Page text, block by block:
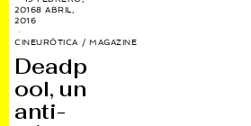
20168 ABRIL,
2016
CINEURÓTICA / MAGAZINE
Deadp
ool, un
anti-